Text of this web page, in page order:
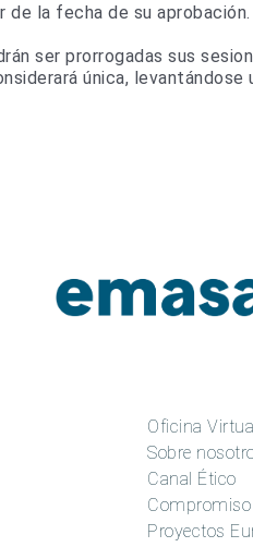
la fecha de su aprobación.
ser prorrogadas sus
única,
Oficina Virtual
Sobre
Canal Ético
Proyectos